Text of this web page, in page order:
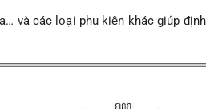
và các loại phụ kiện khác giúp